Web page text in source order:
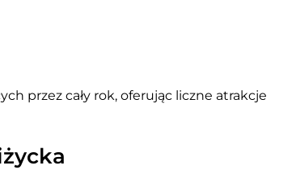
przez cały rok, oferując liczne atrakcje